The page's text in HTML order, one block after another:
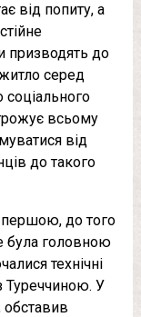
від попиту, а
призводять до
серед
соціального
всьому
від
до такого
першою, до того
була головною
технічні
Туреччиною. У